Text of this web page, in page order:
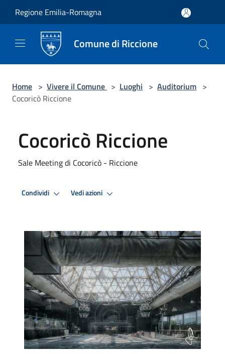
Regione Emilia-Romagna
Comune di Riccione
Home > Vivere il Comune > Luoghi > Auditorium >
Cocoricò Riccione
Cocoricò Riccione
Sale Meeting di Cocoricò - Riccione
Condividi Vedi azioni